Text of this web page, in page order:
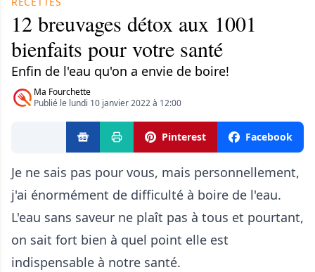
12 breuvages détox aux 1001
bienfaits pour votre santé
Enfin de l'eau qu'on a envie de boire!
Ma Fourchette
Publié le lundi 10 janvier 2022 à 12:00
Pinterest Facebook
Je ne sais pas pour vous, mais personnellement,
j'ai énormément de difficulté à boire de l'eau.
L'eau sans saveur ne plaît pas à tous et pourtant,
on sait fort bien à quel point elle est
indispensable à notre santé.